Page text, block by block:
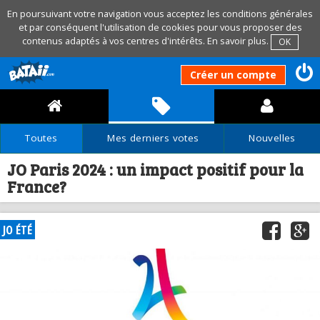
En poursuivant votre navigation vous acceptez les conditions générales
et par conséquent l'utilisation de cookies pour vous proposer des
contenus adaptés à vos centres d'intérêts. En savoir plus. OK
Créer un compte
Toutes Mes derniers votes Nouvelles
JO Paris 2024 : un impact positif pour la
France?
JO ÉTÉ